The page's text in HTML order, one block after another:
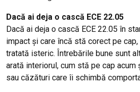
Dacă ai deja o cască ECE 22.05
Dacă ai deja o cască ECE 22.05 în
impact și care încă stă corect pe
tratată isteric. Întrebările bune sunt
arată interiorul, cum stă pe cap
sau căzături care îi schimbă